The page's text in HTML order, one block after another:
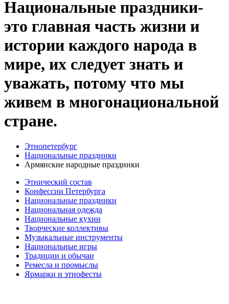
Национальные праздники-
это главная часть жизни и
истории каждого народа в
мире, их следует знать и
уважать, потому что мы
живем в многонациональной
стране.
Этнопетербург
Национальные праздники
Армянские народные праздники
Этнический состав
Конфессии Петербурга
Национальные праздники
Национальная одежда
Национальные кухни
Творческие коллективы
Музыкальные инструменты
Национальные игры
Традиции и обычаи
Ремесла и промыслы
Ярмарки и этнофесты